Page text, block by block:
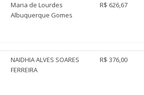
Maria de Lourdes
Albuquerque Gomes
R$ 626,67
NAIDHIA ALVES SOARES
FERREIRA
R$ 376,00